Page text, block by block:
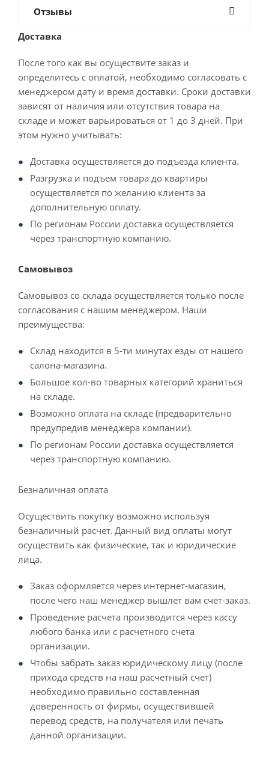
Отзывы
Доставка
После того как вы осуществите заказ и
определитесь с оплатой, необходимо согласовать с
менеджером дату и время доставки. Сроки доставки
зависят от наличия или отсутствия товара на
складе и может варьироваться от 1 до 3 дней. При
этом нужно учитывать:
Доставка осуществляется до подъезда клиента.
Разгрузка и подъем товара до квартиры
осуществляется по желанию клиента за
дополнительную оплату.
По регионам России доставка осуществляется
через транспортную компанию.
Самовывоз
Самовывоз со склада осуществляется только после
согласования с нашим менеджером. Наши
преимущества:
Склад находится в 5-ти минутах езды от нашего
салона-магазина.
Большое кол-во товарных категорий храниться
на складе.
Возможно оплата на складе (предварительно
предупредив менеджера компании).
По регионам России доставка осуществляется
через транспортную компанию.
Безналичная оплата
Осуществить покупку возможно используя
безналичный расчет. Данный вид оплаты могут
осуществить как физические, так и юридические
лица.
Заказ оформляется через интернет-магазин,
после чего наш менеджер вышлет вам счет-заказ.
Проведение расчета производится через кассу
любого банка или с расчетного счета
организации.
Чтобы забрать заказ юридическому лицу (после
прихода средств на наш расчетный счет)
необходимо правильно составленная
доверенность от фирмы, осуществившей
перевод средств, на получателя или печать
данной организации.